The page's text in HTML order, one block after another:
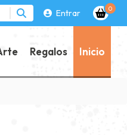
Entrar 0
Regalos Inicio